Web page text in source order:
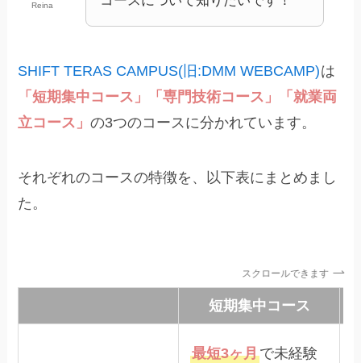
Reina
SHIFT TERAS CAMPUS(旧:DMM WEBCAMP)は
「短期集中コース」「専門技術コース」「就業両
立コース」の3つのコースに分かれています。
それぞれのコースの特徴を、以下表にまとめまし
た。
スクロールできます
短期集中コース
最短3ヶ月で未経験